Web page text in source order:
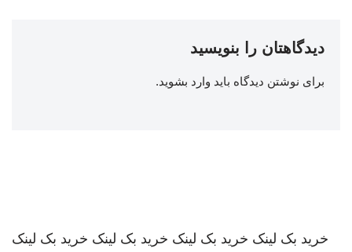
دیدگاهتان را بنویسید
برای نوشتن دیدگاه باید وارد بشوید.
خرید بک لینک خرید بک لینک خرید بک لینک خرید بک لینک